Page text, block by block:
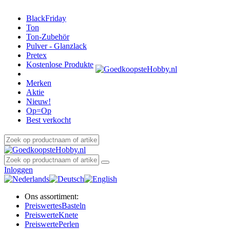
BlackFriday
Ton
Ton-Zubehör
Pulver - Glanzlack
Pretex
Kostenlose Produkte
Merken
Aktie
Nieuw!
Op=Op
Best verkocht
Inloggen
Ons assortiment:
PreiswertesBasteln
PreiswerteKnete
PreiswertePerlen